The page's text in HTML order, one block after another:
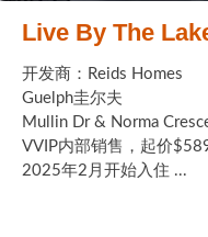
Live By The
开发商：Reids Homes
Guelph圭尔夫
Mullin Dr & Norma
VVIP内部销售，起价
2025年2月开始入住 ...